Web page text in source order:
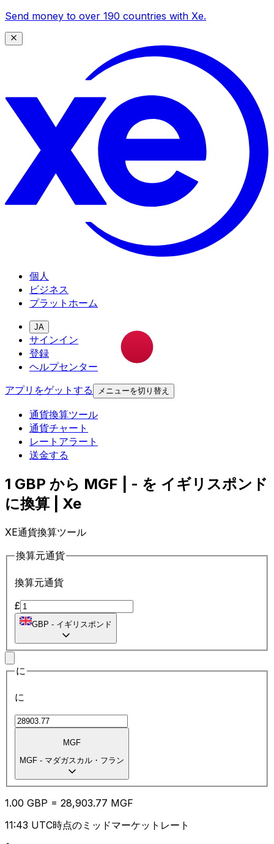
Send money to over 190 countries with Xe.
個人
ビジネス
プラットホーム
JA
サインイン
登録
ヘルプセンター
アプリをゲットする
メニューを切り替え
通貨換算ツール
通貨チャート
レートアラート
送金する
1 GBP から MGF | - を イギリスポンド
に換算 | Xe
XE通貨換算ツール
換算元通貨
換算元通貨
£
GBP - イギリスポンド
に
に
MGF
MGF - マダガスカル・フラン
1.00 GBP = 28,903.77 MGF
11:43 UTC時点のミッドマーケットレート